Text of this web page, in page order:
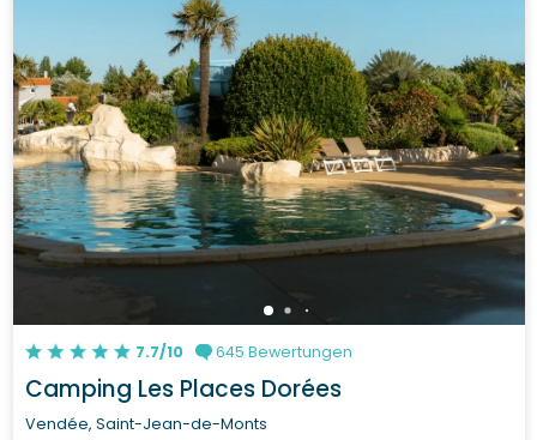
7.7/10 645 Bewertungen
Camping Les Places Dorées
Vendée, Saint-Jean-de-Monts